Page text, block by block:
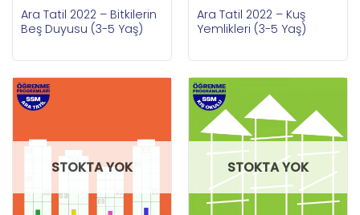
Ara Tatil 2022 – Bitkilerin
Beş Duyusu (3-5 Yaş)
Ara Tatil 2022 – Kuş
Yemlikleri (3-5 Yaş)
STOKTA YOK STOKTA YOK